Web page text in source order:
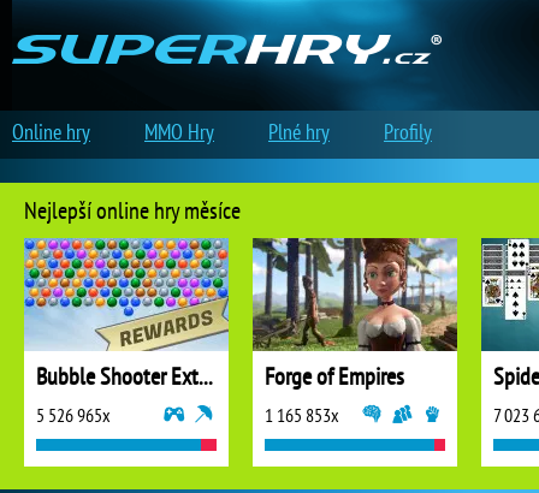
Nejlepší online hry měsíce
Bubble Shooter Extreme
5 526 965x
Forge of Empires
1 165 853x 7 023
Online hry MMO Hry Plné hry Profily